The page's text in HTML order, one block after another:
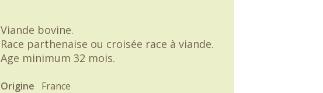
Viande bovine.
Race parthenaise ou croisée race à viande.
Age minimum 32 mois.
Origine France